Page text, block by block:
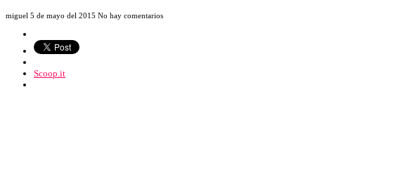
miguel 5 de mayo del 2015 No hay comentarios
Scoop.it